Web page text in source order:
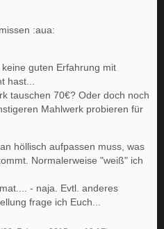
:aua:
guten Erfahrung mit
hast...
tauschen 70€? Oder doch noch
Mahlwerk probieren für
höllisch aufpassen muss, was
Normalerweise "weiß" ich
- naja. Evtl. anderes
frage ich Euch...